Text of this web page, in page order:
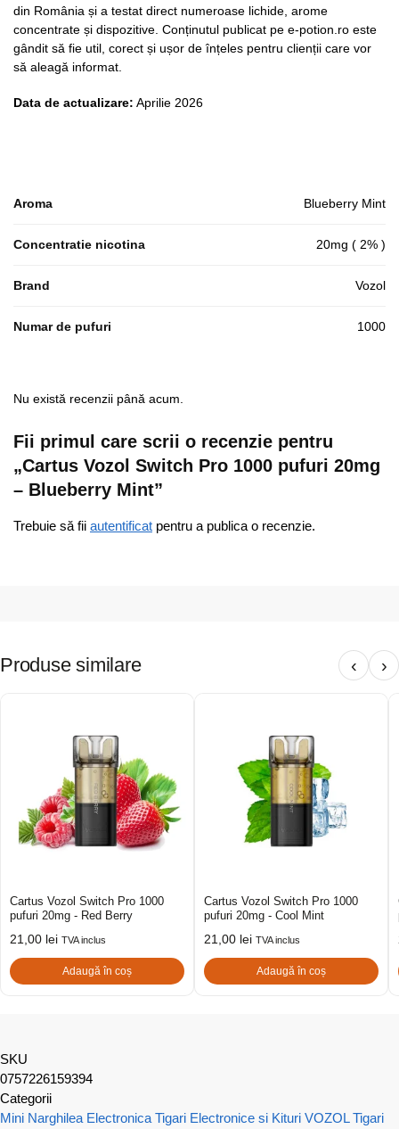
din România și a testat direct numeroase lichide, arome
concentrate și dispozitive. Conținutul publicat pe e-potion.ro este
gândit să fie util, corect și ușor de înțeles pentru clienții care vor
să aleagă informat.
Data de actualizare: Aprilie 2026
Aroma Blueberry Mint
Concentratie nicotina 20mg ( 2% )
Brand Vozol
Numar de pufuri 1000
Nu există recenzii până acum.
Fii primul care scrii o recenzie pentru
„Cartus Vozol Switch Pro 1000 pufuri 20mg
– Blueberry Mint”
Trebuie să fii autentificat pentru a publica o recenzie.
Produse similare ‹ ›
Cartus Vozol Switch Pro 1000
pufuri 20mg - Red Berry
21,00 lei TVA inclus
Adaugă în coș
Cartus Vozol Switch Pro 1000
pufuri 20mg - Cool Mint
21,00 lei TVA inclus
Adaugă în coș
SKU
0757226159394
Categorii
Mini Narghilea Electronica Tigari Electronice si Kituri VOZOL Tigari